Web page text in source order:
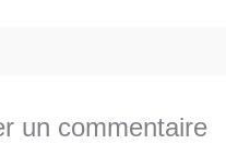
un commentaire